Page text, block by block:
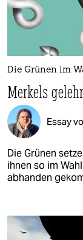
Die Grünen im
Merkels
Essay
Die Grünen
ihnen so im
abhanden